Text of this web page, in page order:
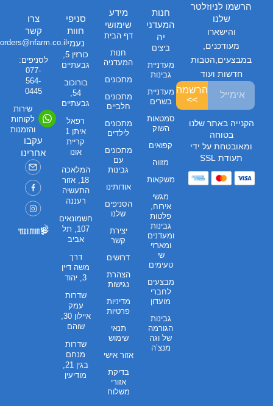
חנות
המעדני
יה
ביצים
מעדניית
גבינות
מעדניית
בשרים
סמטאות
השוק
קפואים
מזווה
משקאות
מגשי
אירוח,
פלטות
גבינות
ומעדנים
ומארזי
שי
טעימים
מבצעים
לחברי
מועדון
גבינות
הגורמה
של וגה
מנצ’ה
מידע
שימושי
דף הבית
חנות
המעדניה
מתכונים
מתכונים
חלביים
מתכונים
לילדים
מתכונים
עם
גבינות
אודותינו
הסניפים
שלנו
יצירת
קשר
דרושים
הצהרת
נגישות
מדיניות
פרטיות
תנאי
שימוש
אזור אישי
בדיקת
אזורי
משלוח
סניפי
חוות
נעמי
כורזין 5,
גבעתיים
בורוכוב
54,
גבעתיים
רפאל
איתן 1
קריית
אונו
המלאכה
18, אזור
התעשיה
רעננה
חשמונאים
107, תל
אביב
דרך
משה דיין
3, יהוד
שדרות
עמק
שוהם
שדרות
מנחם
מודיעין
צרו
קשר
orders@nfarm.co.il
לסניפים:
077-
564-
0445
שירות
לקוחות
והזמנות
עקבו
אחרינו
הרשמו לניוזלטר
שלנו
והישארו
מעודכנים,
במבצעים,הטבות
חדשות ועוד
הרשמה
>>
הקנייה באתר שלנו
בטוחה
ומאובטחת על ידי
תעודת SSL